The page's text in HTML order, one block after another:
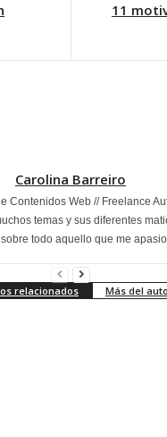
11
Carolina Barreiro
Contenidos Web // Freelance
temas y sus diferentes
todo aquello que me
relacionados Más del